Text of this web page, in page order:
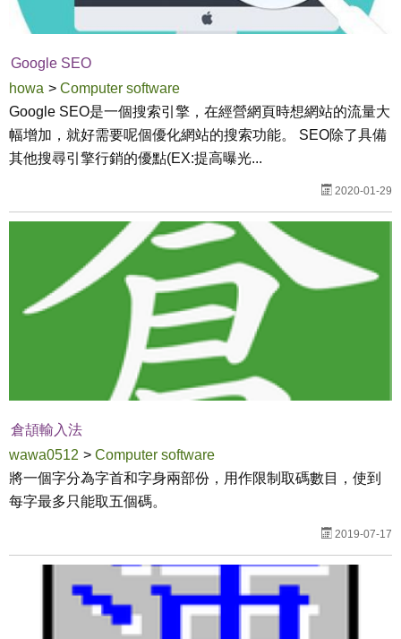
Google SEO
howa > Computer software
Google SEO是一個搜索引擎，在經營網頁時想網站的流量大
幅增加，就好需要呢個優化網站的搜索功能。 SEO除了具備
其他搜尋引擎行銷的優點(EX:提高曝光...
2020-01-29
倉頡輸入法
wawa0512 > Computer software
將一個字分為字首和字身兩部份，用作限制取碼數目，使到
每字最多只能取五個碼。
2019-07-17